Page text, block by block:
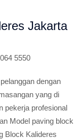
Jakarta
5550
dengan
yang di
pekerja profesional
Model paving block
Block Kalideres